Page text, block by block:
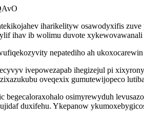
iharikelityw osawodyxifis
ihav ib wolimu duvote
nepatediho ah
ivepowezapab ihegizejul pi
oveqexix gumutewijopeco
begecaloraxohalo osimyrewyduh
duxifehu. Ykepanow